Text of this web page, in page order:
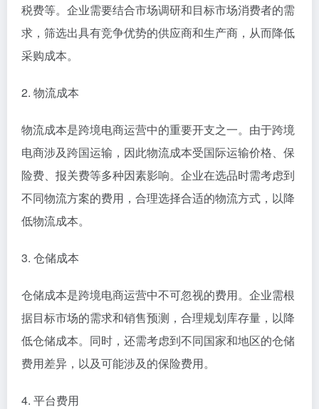
税费等。企业需要结合市场调研和目标市场消费者的需
求，筛选出具有竞争优势的供应商和生产商，从而降低
采购成本。
2. 物流成本
物流成本是跨境电商运营中的重要开支之一。由于跨境
电商涉及跨国运输，因此物流成本受国际运输价格、保
险费、报关费等多种因素影响。企业在选品时需考虑到
不同物流方案的费用，合理选择合适的物流方式，以降
低物流成本。
3. 仓储成本
仓储成本是跨境电商运营中不可忽视的费用。企业需根
据目标市场的需求和销售预测，合理规划库存量，以降
低仓储成本。同时，还需考虑到不同国家和地区的仓储
费用差异，以及可能涉及的保险费用。
4. 平台费用